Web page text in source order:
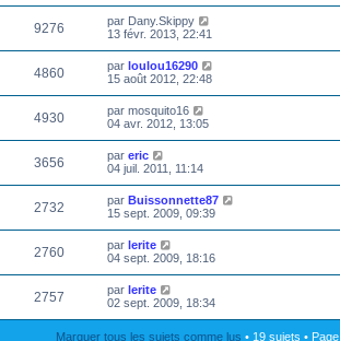
9276 par Dany.Skippy
13 févr. 2013, 22:41
4860 par loulou16290
15 août 2012, 22:48
4930 par mosquito16
04 avr. 2012, 13:05
3656 par eric
04 juil. 2011, 11:14
2732 par Buissonnette87
15 sept. 2009, 09:39
2760 par lerite
04 sept. 2009, 18:16
2757 par lerite
02 sept. 2009, 18:34
Marquer tous les sujets comme lus • 19 sujets • Page